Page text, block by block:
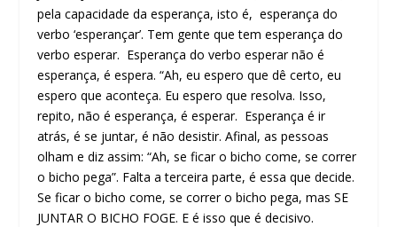
pela capacidade da esperança, isto é, esperança do
verbo ‘esperançar’. Tem gente que tem esperança do
verbo esperar. Esperança do verbo esperar não é
esperança, é espera. “Ah, eu espero que dê certo, eu
espero que aconteça. Eu espero que resolva. Isso,
repito, não é esperança, é esperar. Esperança é ir
atrás, é se juntar, é não desistir. Afinal, as pessoas
olham e diz assim: “Ah, se ficar o bicho come, se correr
o bicho pega”. Falta a terceira parte, é essa que decide.
Se ficar o bicho come, se correr o bicho pega, mas SE
JUNTAR O BICHO FOGE. E é isso que é decisivo.